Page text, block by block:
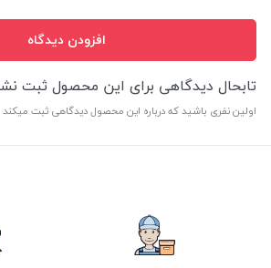
افزودن دیدگاه
تابحال دیدگاهی برای این محصول ثبت
اولین نفری باشید که درباره این محصول دیدگاهی ثبت میکند